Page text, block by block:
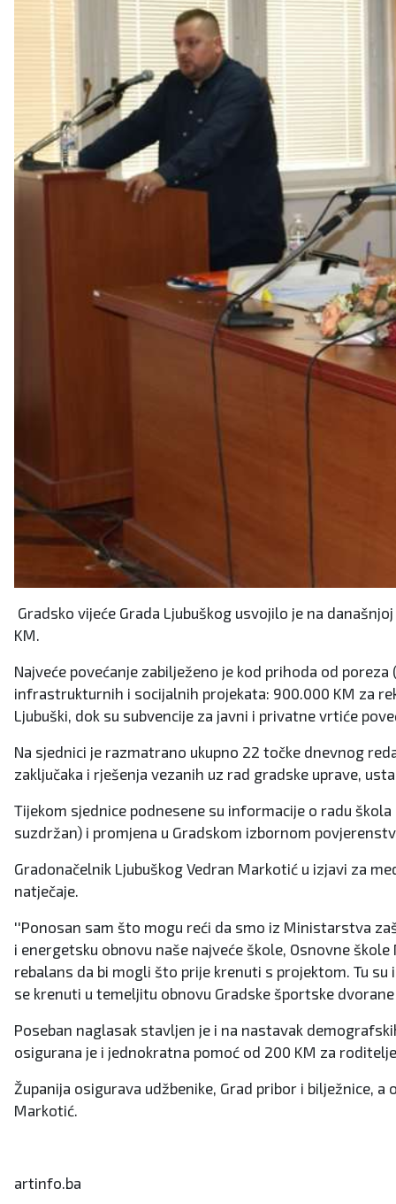
Gradsko vijeće Grada Ljubuškog usvojilo je na
KM.
Najveće povećanje zabilježeno je kod prihoda od
infrastrukturnih i socijalnih projekata: 900.000 KM za
Ljubuški, dok su subvencije za javni i privatne vrtiće
Na sjednici je razmatrano ukupno 22 točke dnevnog
zaključaka i rješenja vezanih uz rad gradske uprave,
Tijekom sjednice podnesene su informacije o radu
suzdržan) i promjena u Gradskom izbornom
Gradonačelnik Ljubuškog Vedran Markotić u izjavi za
natječaje.
''Ponosan sam što mogu reći da smo iz Ministarstva
i energetsku obnovu naše najveće škole, Osnovne
rebalans da bi mogli što prije krenuti s projektom. Tu
se krenuti u temeljitu obnovu Gradske športske
Poseban naglasak stavljen je i na nastavak
osigurana je i jednokratna pomoć od 200 KM za roditelje
Županija osigurava udžbenike, Grad pribor i bilježnice,
Markotić.
artinfo.ba